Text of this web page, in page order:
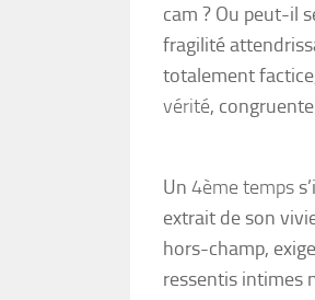
cam ? Ou peut-il
fragilité
totalement
vérité,
Un 4ème temps
extrait de son
hors-champ,
ressentis intimes